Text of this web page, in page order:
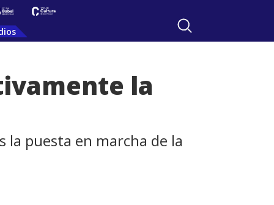
la
puesta en marcha de la